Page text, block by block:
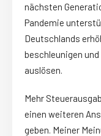
nächsten
Pandemie
Deutschlands
beschleunigen und
auslösen.
Mehr
einen weiteren
geben. Meiner